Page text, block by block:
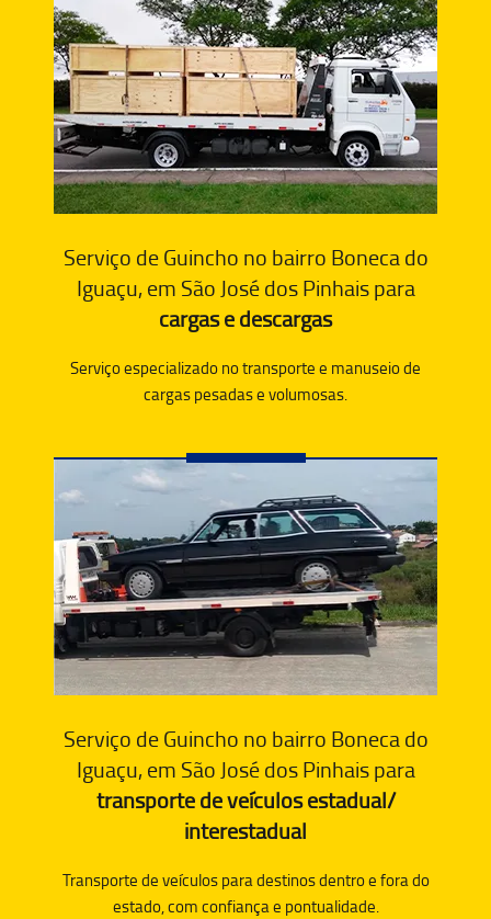
Serviço de Guincho no bairro Boneca do
Iguaçu, em São José dos Pinhais para
cargas e descargas
Serviço especializado no transporte e manuseio de
cargas pesadas e volumosas.
Serviço de Guincho no bairro Boneca do
Iguaçu, em São José dos Pinhais para
transporte de veículos estadual/
interestadual
Transporte de veículos para destinos dentro e fora do
estado, com confiança e pontualidade.